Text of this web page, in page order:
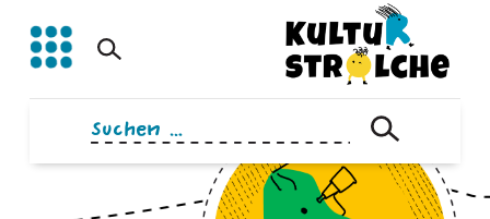
Inhalt
springen
Suchen
nach: